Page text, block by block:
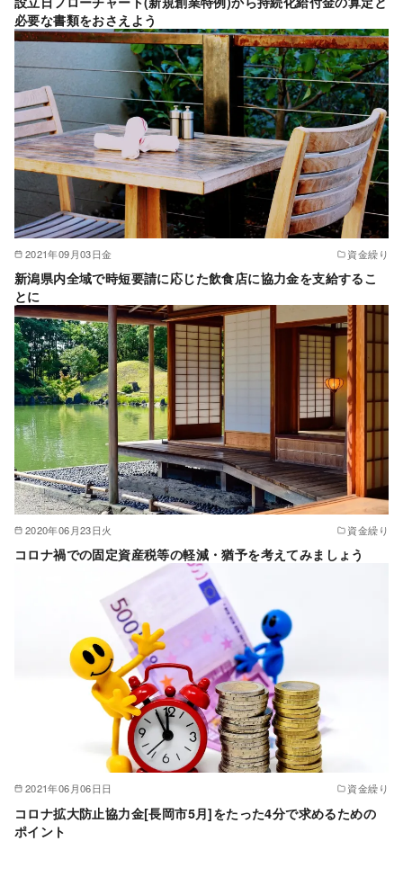
必要な書類をおさえよう
2021年09月03日金 資金繰り
新潟県内全域で時短要請に応じた飲食店に協力金を支給するこ
とに
2020年06月23日火 資金繰り
コロナ禍での固定資産税等の軽減・猶予を考えてみましょう
2021年06月06日日 資金繰り
コロナ拡大防止協力金[長岡市5月]をたった4分で求めるための
ポイント